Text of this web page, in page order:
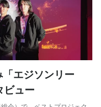
エジソンリー
ビュー